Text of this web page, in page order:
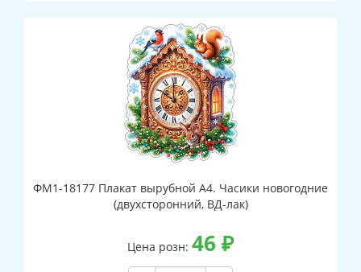
ФМ1-18177 Плакат вырубной А4. Часики новогодние
(двухсторонний, ВД-лак)
Цена розн: 46 ₽